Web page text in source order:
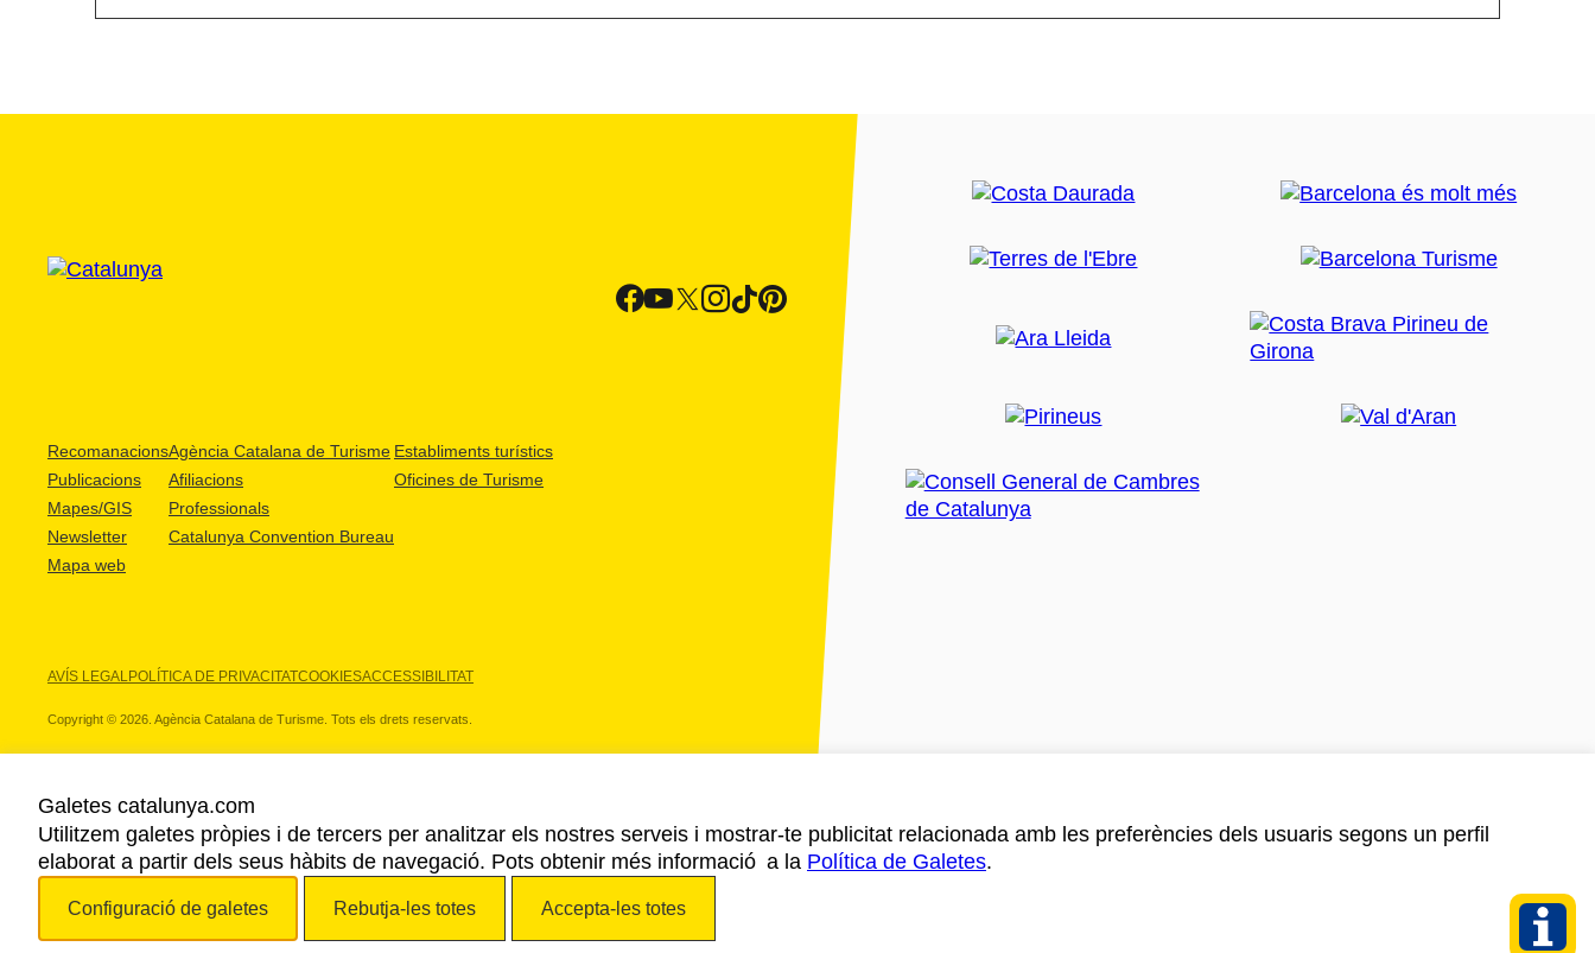
Recomanacions
Publicacions
Mapes/GIS
Newsletter
Mapa web
Agència Catalana de Turisme
Afiliacions
Professionals
Catalunya Convention Bureau
Establiments turístics
Oficines de Turisme
AVÍS LEGALPOLÍTICA DE PRIVACITATCOOKIESACCESSIBILITAT
Copyright © 2026. Agència Catalana de Turisme. Tots els drets reservats.
ELS NOSTRES PARTNERS
Galetes catalunya.com
Utilitzem galetes pròpies i de tercers per analitzar els nostres serveis i mostrar-te publicitat relacionada amb les preferències dels usuaris segons un perfil
elaborat a partir dels seus hàbits de navegació. Pots obtenir més informació a la Política de Galetes.
Configuració de galetes Rebutja-les totes Accepta-les totes